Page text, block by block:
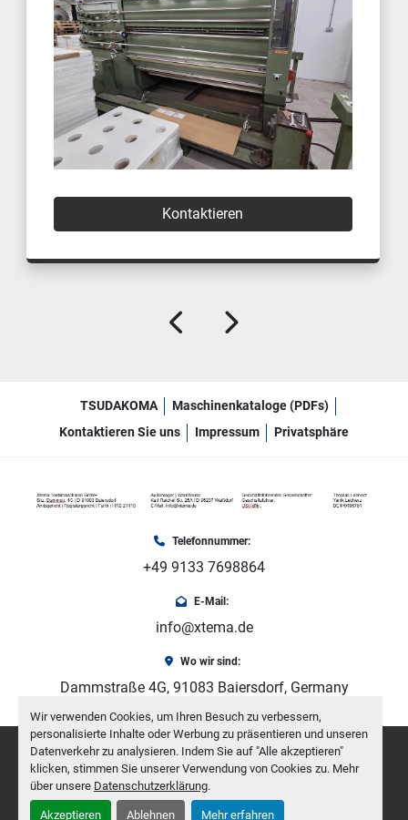
Wir verwenden Cookies, um Ihren Besuch zu verbessern,
personalisierte Inhalte oder Werbung zu präsentieren und unseren
Datenverkehr zu analysieren. Indem Sie auf "Alle akzeptieren"
klicken, stimmen Sie unserer Verwendung von Cookies zu. Mehr
über unsere Datenschutzerklärung.
Akzeptieren Ablehnen Mehr erfahren
Kontaktieren
TSUDAKOMA
Maschinenkataloge (PDFs)
Kontaktieren Sie uns
Impressum Privatsphäre
Telefonnummer:
+49 9133 7698864
E-Mail:
info@xtema.de
Wo wir sind:
Dammstraße 4G, 91083 Baiersdorf, Germany
Cookie-Einstellungen
Machinio System-Website von
facebook
youtubeinstagram